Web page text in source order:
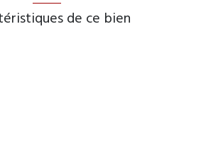
de ce bien